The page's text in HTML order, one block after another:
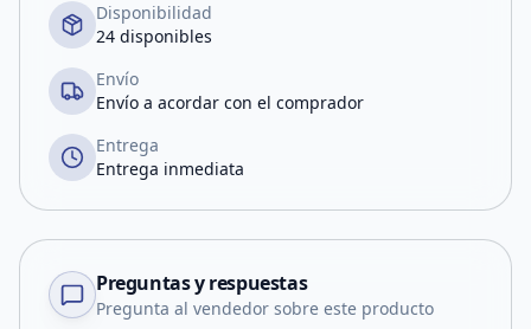
Disponibilidad
24 disponibles
Envío
Envío a acordar con el comprador
Entrega
Entrega inmediata
Preguntas y respuestas
Pregunta al vendedor sobre este producto